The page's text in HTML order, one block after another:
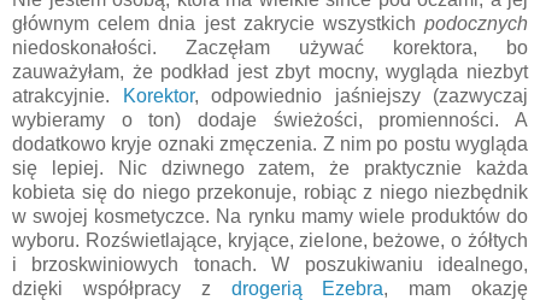
głównym celem dnia jest zakrycie wszystkich podocznych
niedoskonałości. Zaczęłam używać korektora, bo
zauważyłam, że podkład jest zbyt mocny, wygląda niezbyt
atrakcyjnie.
Korektor, odpowiednio jaśniejszy (zazwyczaj
wybieramy o ton) dodaje świeżości, promienności. A
dodatkowo kryje oznaki zmęczenia. Z nim po postu wygląda
się lepiej. Nic dziwnego zatem, że praktycznie każda
kobieta się do niego przekonuje, robiąc z niego niezbędnik
w swojej kosmetyczce. Na rynku mamy wiele produktów do
wyboru. Rozświetlające, kryjące, zielone, beżowe, o żółtych
i brzoskwiniowych tonach. W poszukiwaniu idealnego,
dzięki współpracy z drogerią Ezebra, mam okazję